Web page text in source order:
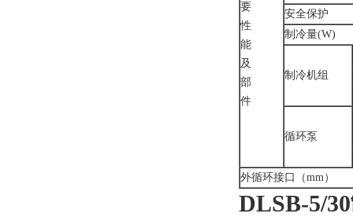
要
性
能
及
部
件
安全保护
制冷量(W)
制冷机组
循环泵
外循环接口（mm）
DLSB-5/30